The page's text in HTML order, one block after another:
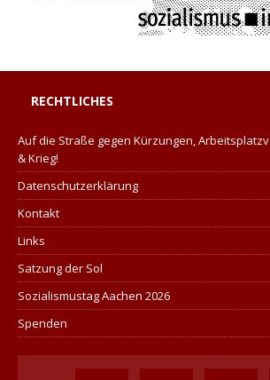
RECHTLICHES
Auf die Straße gegen Kürzungen,
& Krieg!
Datenschutzerklärung
Kontakt
Links
Satzung der Sol
Sozialismustag Aachen 2026
Spenden